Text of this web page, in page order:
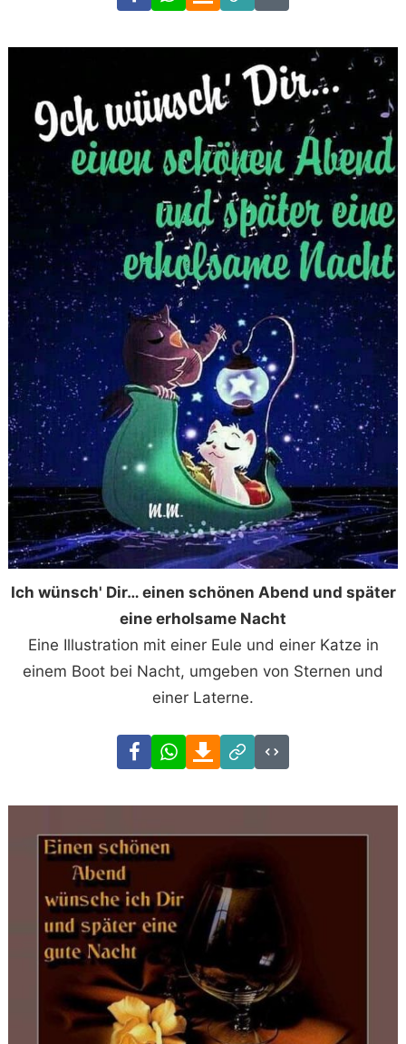
Link Code
Ich wünsch' Dir… einen schönen Abend und später
eine erholsame Nacht
Eine Illustration mit einer Eule und einer Katze in
einem Boot bei Nacht, umgeben von Sternen und
einer Laterne.
FacebookWhatsAppDownload
Link
Code